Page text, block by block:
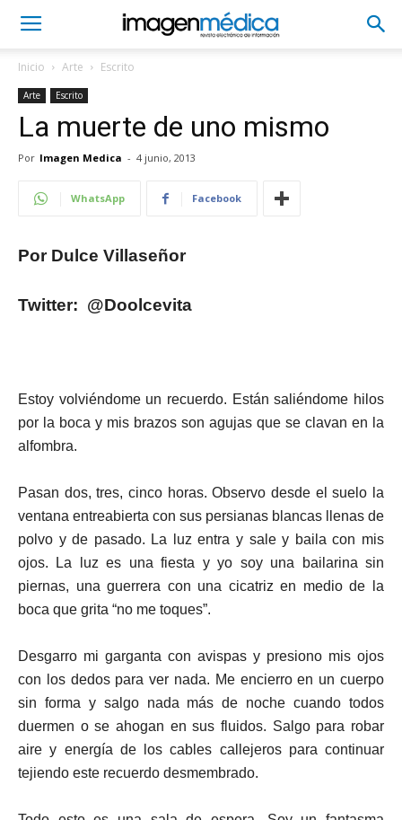
Inicio Arte Escrito
Arte Escrito
La muerte de uno mismo
Por Imagen Medica - 4 junio, 2013
WhatsApp Facebook
Por Dulce Villaseñor
Twitter: @Doolcevita
Estoy volviéndome un recuerdo. Están saliéndome hilos
por la boca y mis brazos son agujas que se clavan en la
alfombra.
Pasan dos, tres, cinco horas. Observo desde el suelo la
ventana entreabierta con sus persianas blancas llenas de
polvo y de pasado. La luz entra y sale y baila con mis
ojos. La luz es una fiesta y yo soy una bailarina sin
piernas, una guerrera con una cicatriz en medio de la
boca que grita “no me toques”.
Desgarro mi garganta con avispas y presiono mis ojos
con los dedos para ver nada. Me encierro en un cuerpo
sin forma y salgo nada más de noche cuando todos
duermen o se ahogan en sus fluidos. Salgo para robar
aire y energía de los cables callejeros para continuar
tejiendo este recuerdo desmembrado.